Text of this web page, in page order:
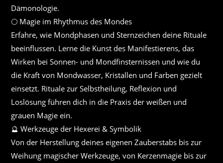
Dämonologie.
🌕 Magie im Rhythmus des Mondes
Erfahre, wie Mondphasen und Sternzeichen deine Rituale
beeinflussen. Lerne die Kunst des Manifestierens, das
Wirken bei Sonnen- und Mondfinsternissen und wie du
die Kraft von Mondwasser, Kristallen und Farben gezielt
einsetzt. Rituale zur Selbstheilung, Reflexion und
Loslösung führen dich in die Praxis der weißen und
grauen Magie ein.
🔮 Werkzeuge der Hexerei & Symbolik
Von der Herstellung deines eigenen Zauberstabs bis zur
Weihung magischer Werkzeuge, von Kerzenmagie bis zur